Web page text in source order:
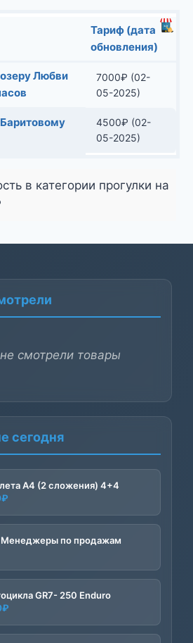
Тариф (дата
обновления)
Любви
7000₽ (02-
05-2025)
4500₽ (02-
05-2025)
в категории прогулки на
смотрели товары
сегодня
А4 (2 сложения) 4+4
₽
Менеджеры по продажам
GR7- 250 Enduro
₽